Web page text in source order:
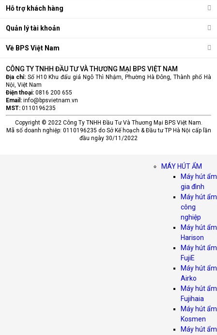
Hỗ trợ khách hàng
Quản lý tài khoản
Về BPS Việt Nam
CÔNG TY TNHH ĐẦU TƯ VÀ THƯƠNG MẠI BPS VIỆT NAM
Địa chỉ: Số H10 Khu đấu giá Ngô Thì Nhậm, Phường Hà Đông, Thành phố Hà
Nội, Việt Nam
Điện thoại: 0816 200 655
Email: info@bpsvietnam.vn
MST: 0110196235
Copyright © 2022 Công Ty TNHH Đầu Tư Và Thương Mại BPS Việt Nam.
Mã số doanh nghiệp: 0110196235 do Sở Kế hoạch & Đầu tư TP Hà Nội cấp lần
đầu ngày 30/11/2022
MÁY HÚT ẨM
Máy hút ẩm
gia đình
Máy hút ẩm
công
nghiệp
Máy hút ẩm
Harison
Máy hút ẩm
FujiE
Máy hút ẩm
Airko
Máy hút ẩm
Fujihaia
Máy hút ẩm
Kosmen
Máy hút ẩm